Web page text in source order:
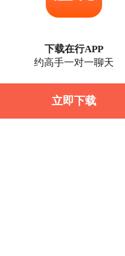
下载在行APP
约高手一对一聊天
立即下载